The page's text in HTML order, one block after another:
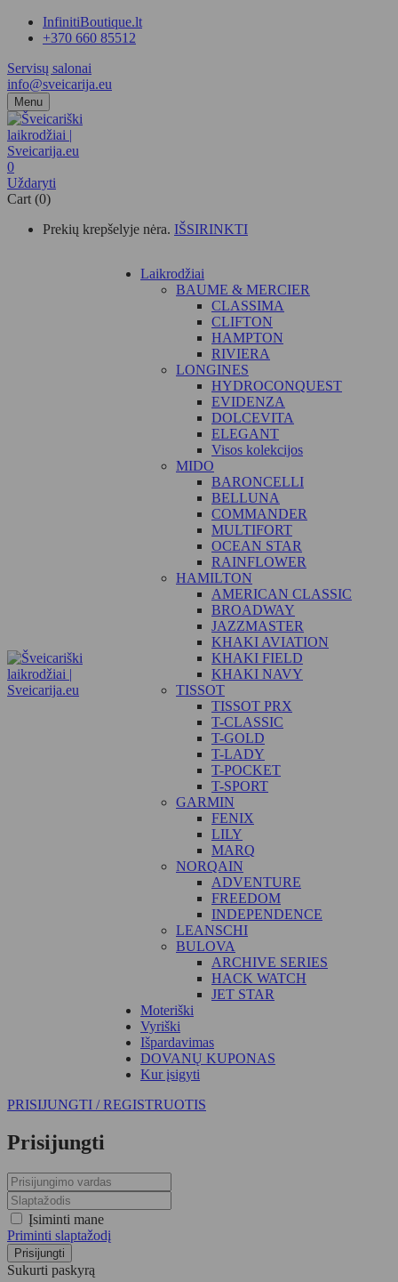
InfinitiBoutique.lt
+370 660 85512
Servisų salonai
info@sveicarija.eu
Menu
0
Uždaryti
Cart (0)
Prekių krepšelyje nėra. IŠSIRINKTI
Laikrodžiai
BAUME & MERCIER
CLASSIMA
CLIFTON
HAMPTON
RIVIERA
LONGINES
HYDROCONQUEST
EVIDENZA
DOLCEVITA
ELEGANT
Visos kolekcijos
MIDO
BARONCELLI
BELLUNA
COMMANDER
MULTIFORT
OCEAN STAR
RAINFLOWER
HAMILTON
AMERICAN CLASSIC
BROADWAY
JAZZMASTER
KHAKI AVIATION
KHAKI FIELD
KHAKI NAVY
TISSOT
TISSOT PRX
T-CLASSIC
T-GOLD
T-LADY
T-POCKET
T-SPORT
GARMIN
FENIX
LILY
MARQ
NORQAIN
ADVENTURE
FREEDOM
INDEPENDENCE
LEANSCHI
BULOVA
ARCHIVE SERIES
HACK WATCH
JET STAR
Moteriški
Vyriški
Išpardavimas
DOVANŲ KUPONAS
Kur įsigyti
PRISIJUNGTI / REGISTRUOTIS
Prisijungti
Įsiminti mane
Priminti slaptažodį
Sukurti paskyrą